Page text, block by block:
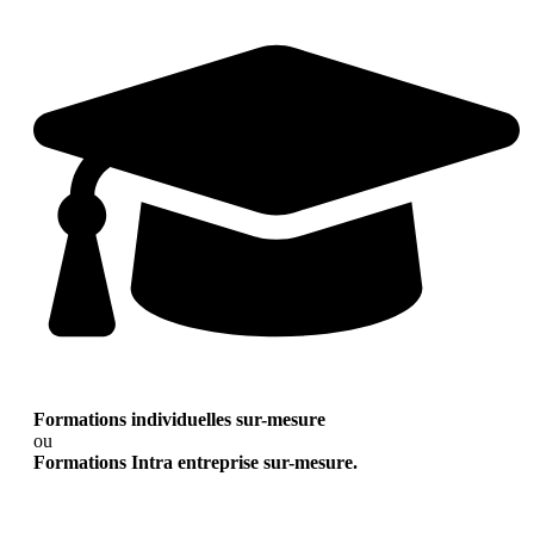
Formations individuelles sur-mesure
ou
Formations Intra entreprise sur-mesure.